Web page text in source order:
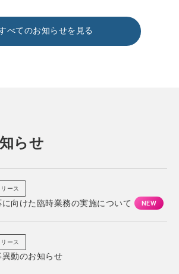
べてのお知らせを見る
らせ
ース
向けた臨時業務の実施について
ース
動のお知らせ